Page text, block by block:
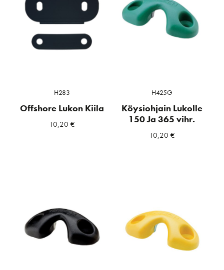
H283
Offshore Lukon Kiila
10,20€
H425G
Köysiohjain Lukolle
150 Ja 365 vihr.
10,20 €